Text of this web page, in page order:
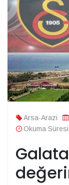
Arsa-Arazi
Okuma